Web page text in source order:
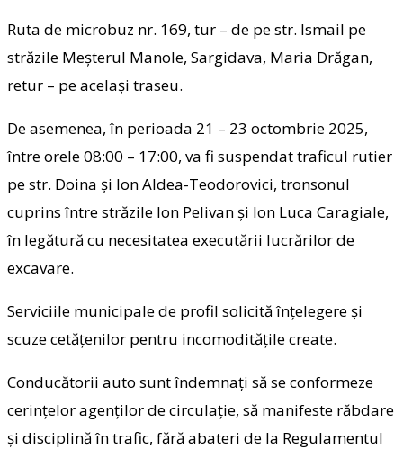
Ruta de microbuz nr. 169, tur – de pe str. Ismail pe
străzile Meşterul Manole, Sargidava, Maria Drăgan,
retur – pe acelaşi traseu.
De asemenea, în perioada 21 – 23 octombrie 2025,
între orele 08:00 – 17:00, va fi suspendat traficul rutier
pe str. Doina şi Ion Aldea-Teodorovici, tronsonul
cuprins între străzile Ion Pelivan şi Ion Luca Caragiale,
în legătură cu necesitatea executării lucrărilor de
excavare.
Serviciile municipale de profil solicită înțelegere și
scuze cetățenilor pentru incomoditățile create.
Conducătorii auto sunt îndemnaţi să se conformeze
cerințelor agenților de circulație, să manifeste răbdare
și disciplină în trafic, fără abateri de la Regulamentul